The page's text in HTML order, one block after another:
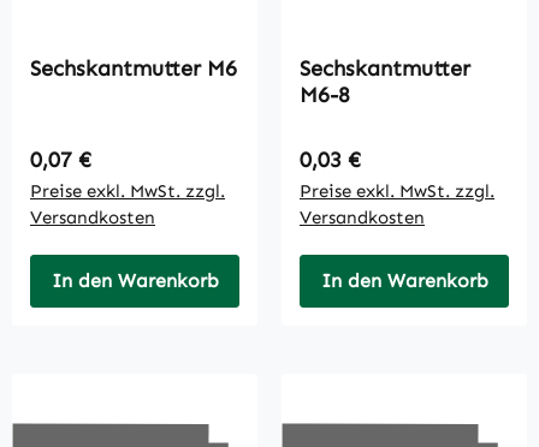
Sechskantmutter M6
Regulärer Preis:
0,07 €
Preise exkl. MwSt. zzgl.
Versandkosten
In den Warenkorb
Sechskantmutter
M6-8
Regulärer Preis:
0,03 €
Preise exkl. MwSt. zzgl.
Versandkosten
In den Warenkorb